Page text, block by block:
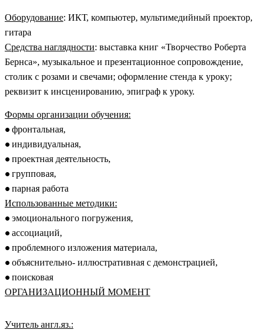
Оборудование: ИКТ, компьютер, мультимедийный проектор,
гитара
Средства наглядности: выставка книг «Творчество Роберта
Бернса», музыкальное и презентационное сопровождение,
столик с розами и свечами; оформление стенда к уроку;
реквизит к инсценированию, эпиграф к уроку.
Формы организации обучения:
фронтальная,
индивидуальная,
проектная деятельность,
групповая,
парная работа
Использованные методики:
эмоционального погружения,
ассоциаций,
проблемного изложения материала,
объяснительно- иллюстративная с демонстрацией,
поисковая
ОРГАНИЗАЦИОННЫЙ МОМЕНТ
Учитель англ.яз.: